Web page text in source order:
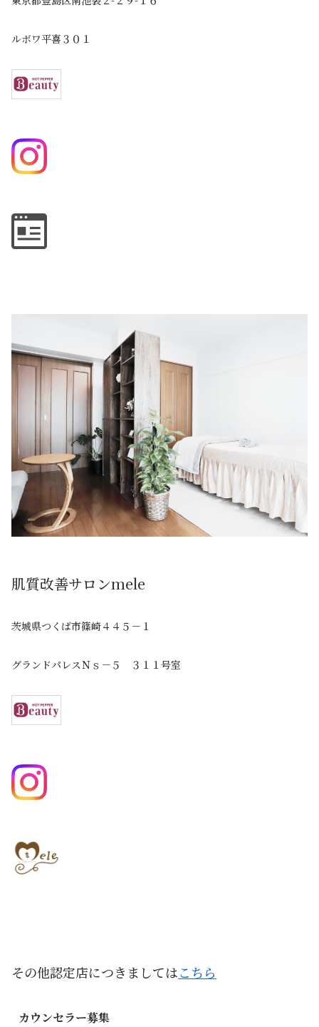
ルボワ平喜３０１
肌質改善サロンmele
茨城県つくば市篠崎４４５－１
グランドパレスＮｓ－５ ３１１号室
その他認定店につきましてはこちら
カウンセラー募集